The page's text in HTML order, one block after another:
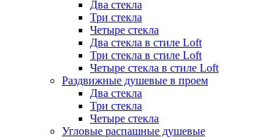
Два стекла
Три стекла
Четыре стекла
Два стекла в стиле Loft
Три стекла в стиле Loft
Четыре стекла в стиле Loft
Раздвижные душевые в проем
Два стекла
Три стекла
Четыре стекла
Угловые распашные душевые